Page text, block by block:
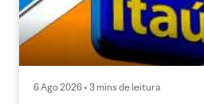
6 Ago 2026 • 3 mins de leitura